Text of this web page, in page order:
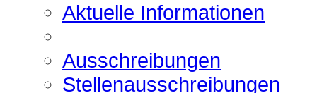
Aktuelle Informationen
Ausschreibungen
Stellenausschreibungen